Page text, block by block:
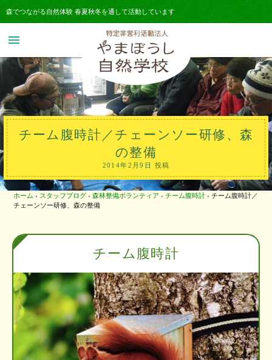
森でつながる自然体験 春夏秋冬を通して活動しています
menu
チーム腹時計／チェーンソー研修、森
の整備
2014年2月9日 投稿
ホーム › スタッフブログ › 森林整備ボランティア › チーム腹時計 › チーム腹時計／
チェーンソー研修、森の整備
チーム腹時計